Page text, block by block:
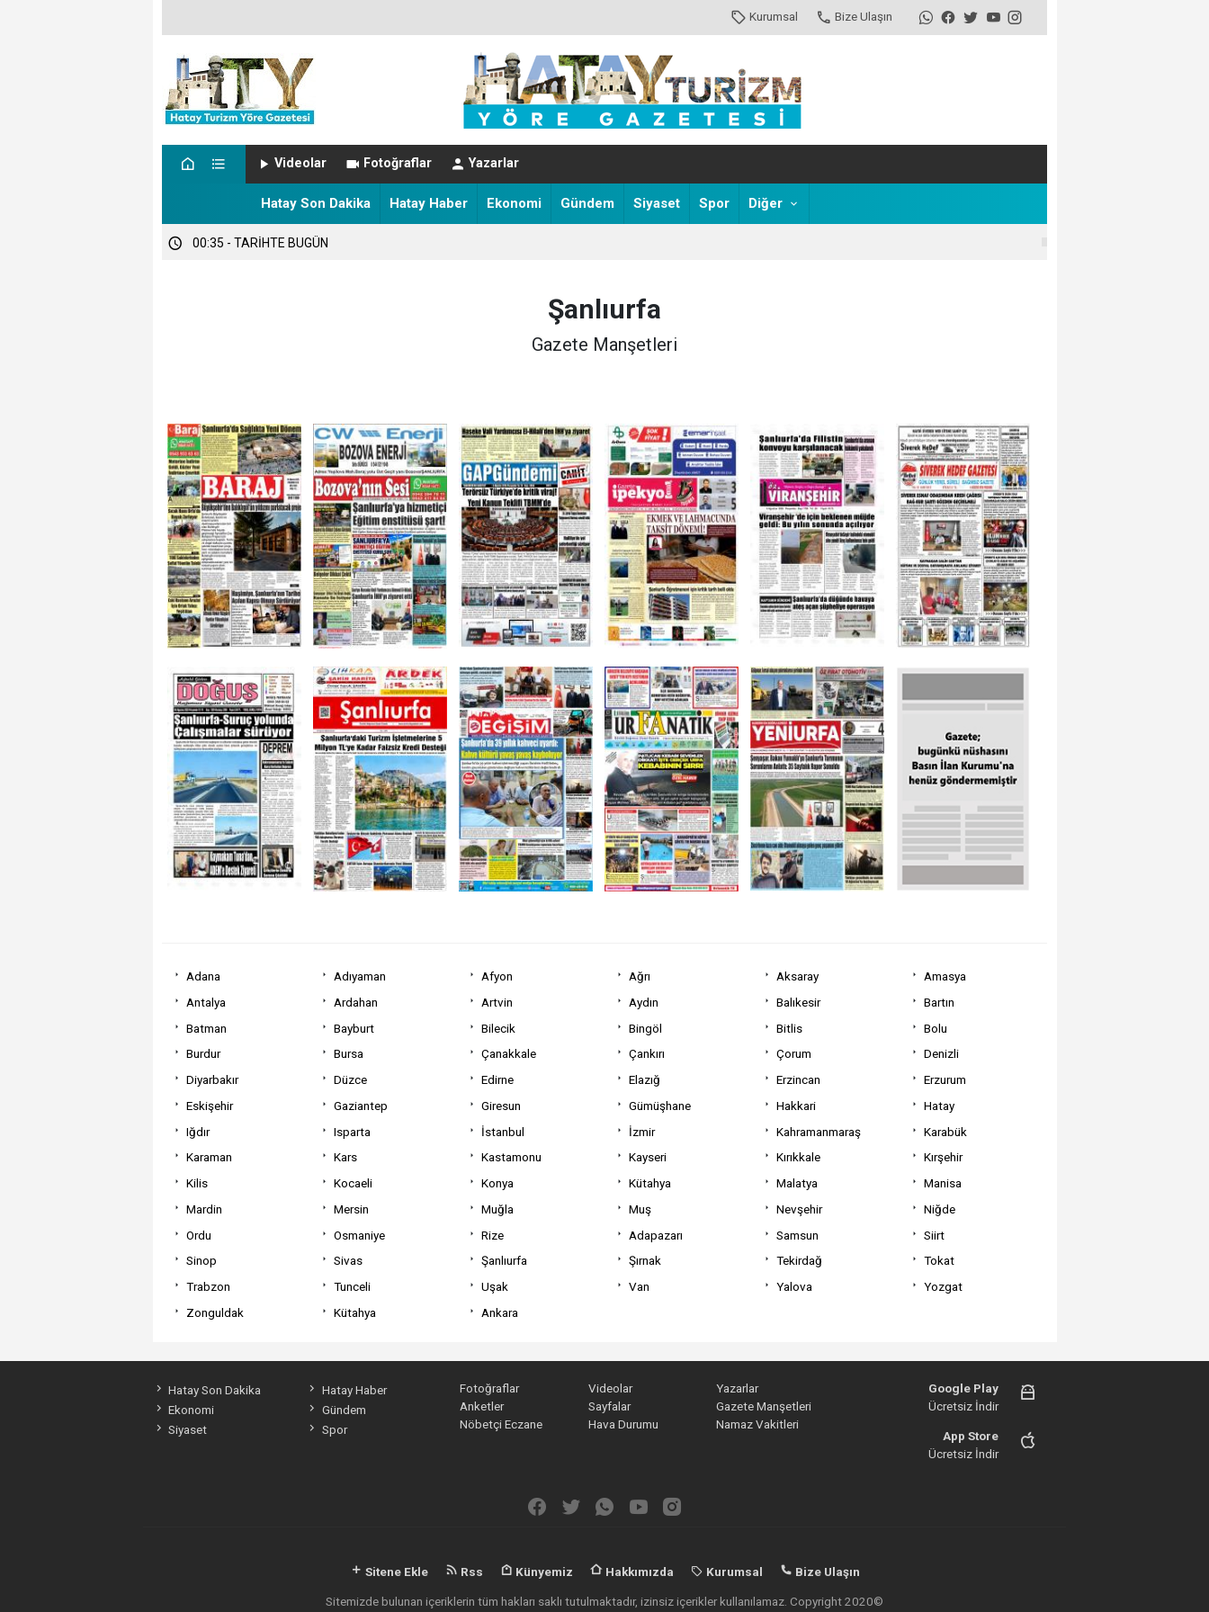
Kurumsal Bize Ulaşın
Videolar Fotoğraflar Yazarlar
Hatay Son Dakika Hatay Haber Ekonomi Gündem Siyaset Spor Diğer
00:35 - TARİHTE BUGÜN
00:07 - Samandağ’da Ekonomi ve Ticaret Gündemi Masaya YatırıldıŞanlıurfa
Gazete Manşetleri
Adana Adıyaman Afyon Ağrı Aksaray
Amasya
Antalya
Ardahan Artvin Aydın Balıkesir
Bartın
Batman
Bayburt Bilecik Bingöl Bitlis
Bolu
Burdur
Bursa Çanakkale Çankırı Çorum
Denizli
Diyarbakır
Düzce Edirne Elazığ Erzincan
Erzurum
Eskişehir
Gaziantep Giresun Gümüşhane Hakkari
Hatay
Iğdır
Isparta İstanbul İzmir Kahramanmaraş
Karabük
Karaman
Kars Kastamonu Kayseri Kırıkkale
Kırşehir
Kilis
Kocaeli Konya Kütahya Malatya
Manisa
Mardin
Mersin Muğla Muş Nevşehir
Niğde
Ordu
Osmaniye Rize Adapazarı Samsun
Siirt
Sinop
Sivas Şanlıurfa Şırnak Tekirdağ
Tokat
Trabzon
Tunceli Uşak Van Yalova
Yozgat
Zonguldak
Kütahya Ankara
Hatay Son Dakika
Hatay Haber
Ekonomi
Gündem
Siyaset
Spor
Fotoğraflar Videolar
Yazarlar
Anketler
Sayfalar
Gazete Manşetleri
Nöbetçi Eczane
Hava Durumu Namaz Vakitleri
Google Play
Ücretsiz İndir
App Store
Ücretsiz İndir
Sitene Ekle Rss Künyemiz Hakkımızda Kurumsal Bize Ulaşın
Sitemizde bulunan içeriklerin tüm hakları saklı tutulmaktadır, izinsiz içerikler kullanılamaz. Copyright 2020©